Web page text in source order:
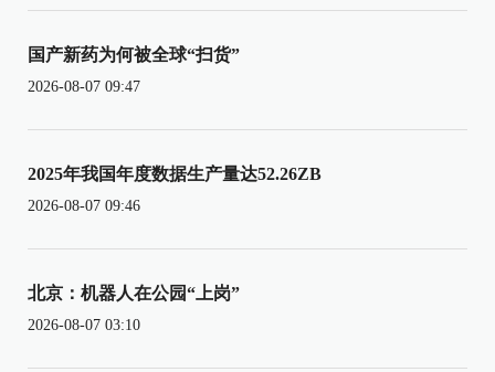
国产新药为何被全球“扫货”
2026-08-07 09:47
2025年我国年度数据生产量达52.26ZB
2026-08-07 09:46
北京：机器人在公园“上岗”
2026-08-07 03:10